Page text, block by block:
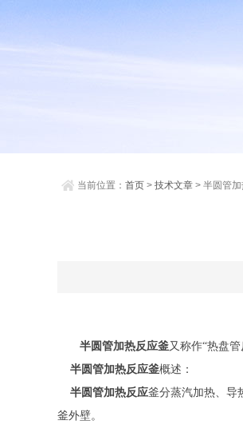
当前位置： 首页 > 技术文章 > 半圆管
半圆管加热反应釜又称作“热盘管
半圆管加热反应釜概述：
半圆管加热反应釜分蒸汽加热、导
釜外壁。